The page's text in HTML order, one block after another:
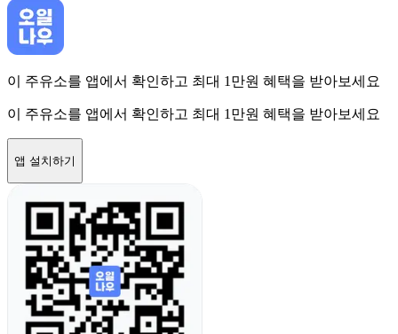
이 주유소를 앱에서 확인하고 최대 1만원 혜택을 받아보세요
이 주유소를 앱에서 확인하고 최대 1만원 혜택을 받아보세요
앱 설치하기